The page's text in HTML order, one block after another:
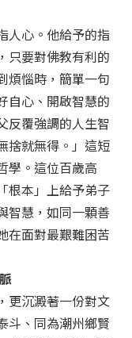
人心。他給予的指
只要對佛教有利的
煩惱時，簡單一句
自心、開啟智慧的
反覆強調的人生智
捨就無得。」這短
學。這位百歲高
根本」上給予弟子
智慧，如同一顆善
在面對最艱難困苦
更沉澱著一份對文
斗、同為潮州鄉賢